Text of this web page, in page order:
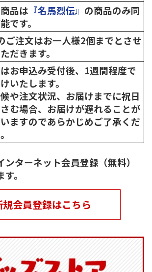
品は 『名馬烈伝』 の商品のみ同
です。
ご注文はお一人様2個までとさせ
だきます。
お申込み受付後、1週間程度で
いたします。
や注文状況、お届けまでに祝日
む場合、お届けが遅れることが
ますのであらかじめご了承くだ
ンターネット会員登録（無料）
。
規会員登録はこちら